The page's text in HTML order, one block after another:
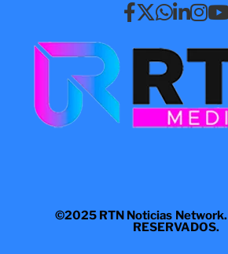
©2025 RTN Noticias Network.
RESERVADOS.